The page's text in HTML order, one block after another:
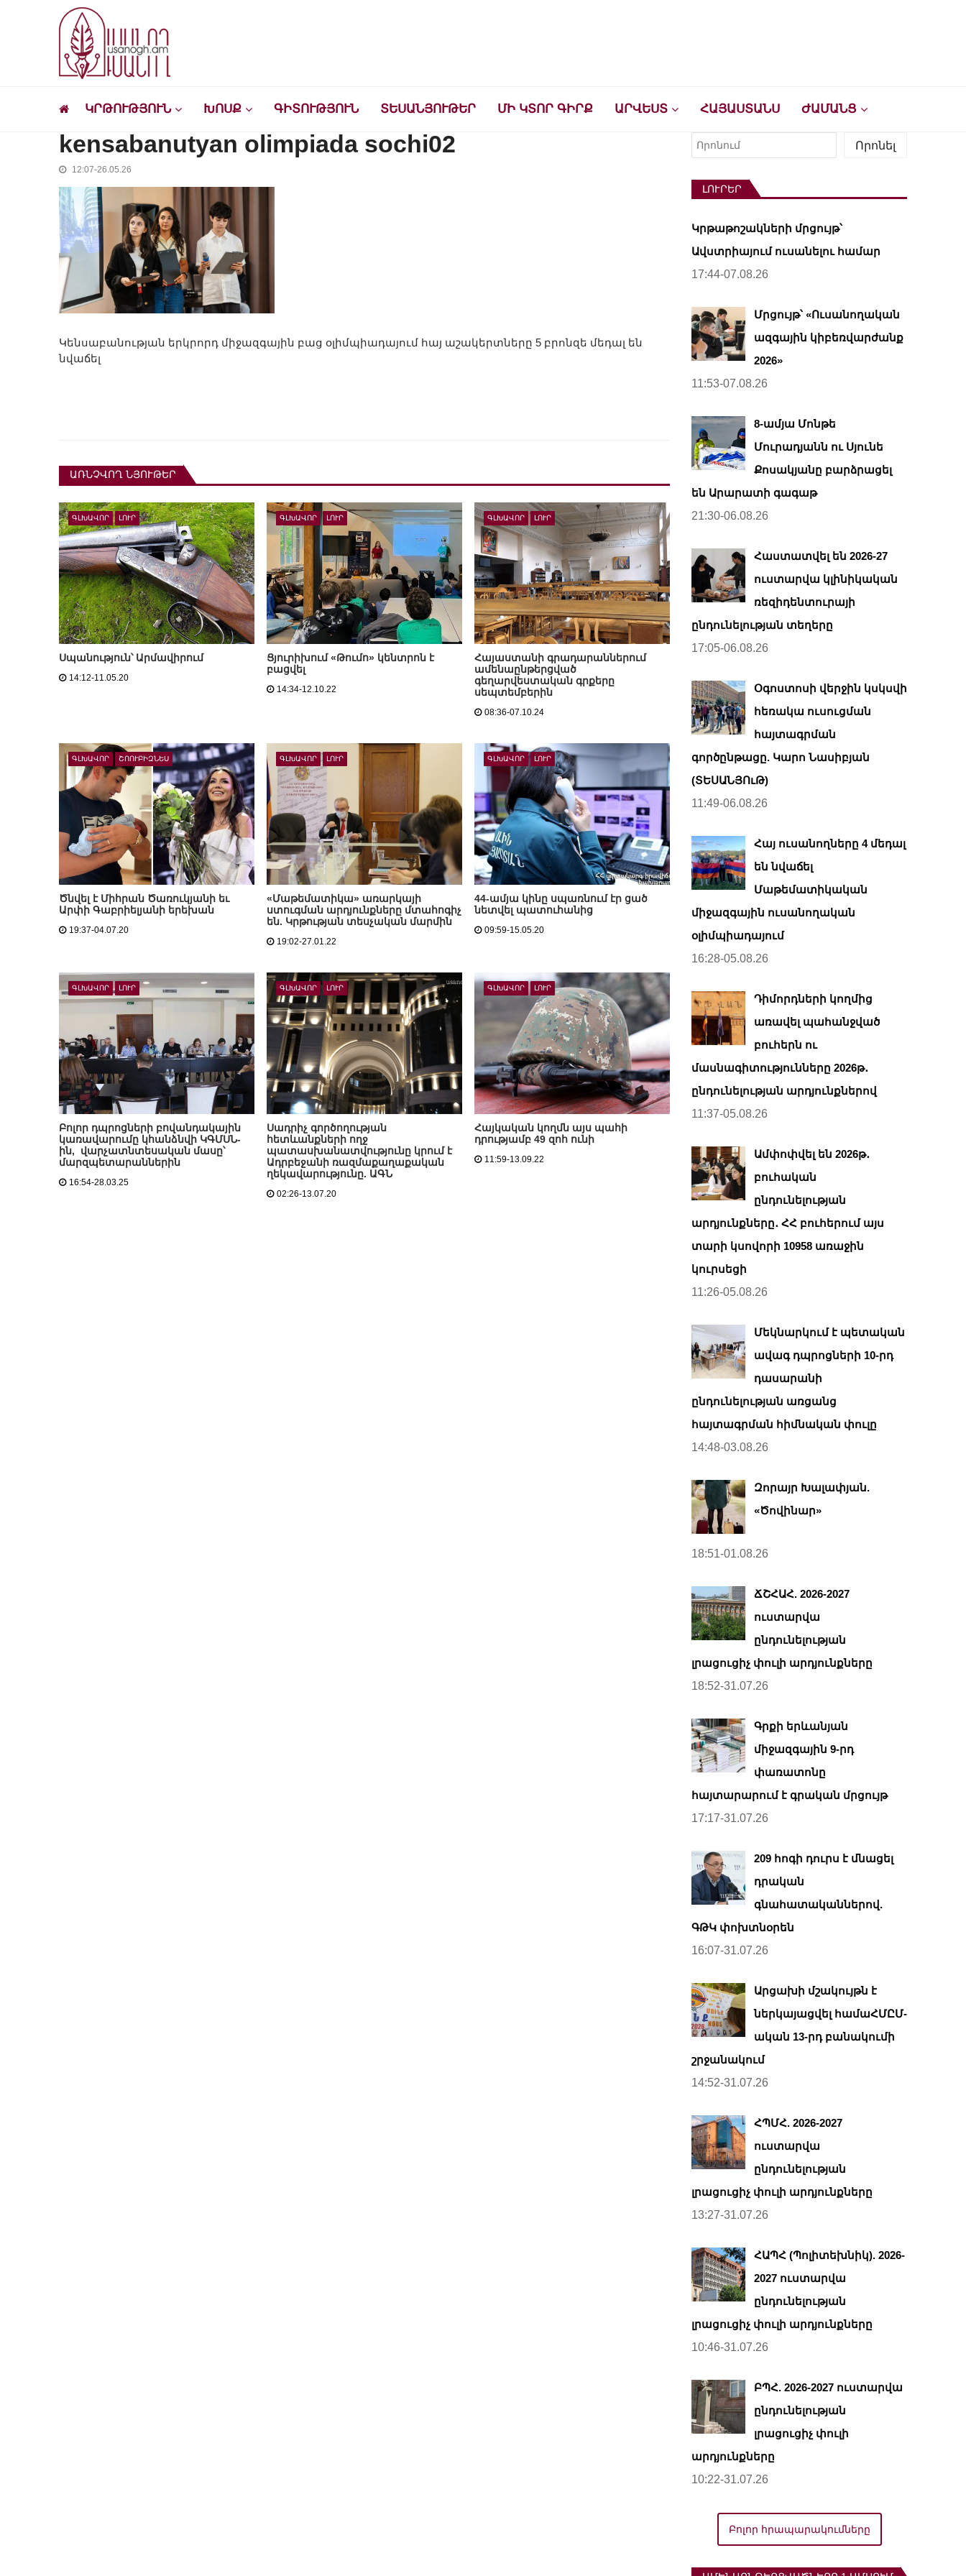
ԿՐԹՈՒԹՅՈՒՆ ԽՈՍՔ ԳԻՏՈՒԹՅՈՒՆ ՏԵՍԱՆՅՈՒԹԵՐ ՄԻ ԿՏՈՐ ԳԻՐՔ ԱՐՎԵՍՏ ՀԱՅԱՍՏԱՆՍ ԺԱՄԱՆՑ
kensabanutyan olimpiada sochi02
12:07-26.05.26
Կենսաբանության երկրորդ միջազգային բաց օլիմպիադայում հայ աշակերտները 5 բրոնզե մեդալ են
նվաճել
ԱՌՆՉՎՈՂ ՆՅՈՒԹԵՐ
ԳԼԽԱՎՈՐ ԼՈՒՐ
Սպանություն՝ Արմավիրում
14:12-11.05.20
ԳԼԽԱՎՈՐ ԼՈՒՐ
Ցյուրիխում «Թումո» կենտրոն է
բացվել
14:34-12.10.22
ԳԼԽԱՎՈՐ ԼՈՒՐ
Հայաստանի գրադարաններում
ամենաընթերցված
գեղարվեստական գրքերը
սեպտեմբերին
08:36-07.10.24
ԳԼԽԱՎՈՐ ՇՈՈՒԲԻԶՆԵՍ
Ծնվել է Միհրան Ծառուկյանի եւ
Արփի Գաբրիելյանի երեխան
19:37-04.07.20
ԳԼԽԱՎՈՐ ԼՈՒՐ
«Մաթեմատիկա» առարկայի
ստուգման արդյունքները մտահոգիչ
են. Կրթության տեսչական մարմին
19:02-27.01.22
ԳԼԽԱՎՈՐ ԼՈՒՐ
44-ամյա կինը սպառնում էր ցած
նետվել պատուհանից
09:59-15.05.20
ԳԼԽԱՎՈՐ ԼՈՒՐ
Բոլոր դպրոցների բովանդակային
կառավարումը կհանձնվի ԿԳՄՍՆ-
ին, վարչատնտեսական մասը՝
մարզպետարաններին
16:54-28.03.25
ԳԼԽԱՎՈՐ ԼՈՒՐ
Սադրիչ գործողության
հետևանքների ողջ
պատասխանատվությունը կրում է
Ադրբեջանի ռազմաքաղաքական
ղեկավարությունը. ԱԳՆ
02:26-13.07.20
ԳԼԽԱՎՈՐ ԼՈՒՐ
Հայկական կողմն այս պահի
դրությամբ 49 զոհ ունի
11:59-13.09.22
Որոնել
Որոնել
ԼՈՒՐԵՐ
Կրթաթոշակների մրցույթ՝
Ավստրիայում ուսանելու համար
17:44-07.08.26
Մրցույթ՝ «Ուսանողական
ազգային կիբեռվարժանք
2026»
11:53-07.08.26
8-ամյա Մոնթե
Մուրադյանն ու Սյունե
Քոսակյանը բարձրացել
են Արարատի գագաթ
21:30-06.08.26
Հաստատվել են 2026-27
ուստարվա կլինիկական
ռեզիդենտուրայի
ընդունելության տեղերը
17:05-06.08.26
Օգոստոսի վերջին կսկսվի
հեռակա ուսուցման
հայտագրման
գործընթացը. Կարո Նասիբյան
(ՏԵՍԱՆՅՈւԹ)
11:49-06.08.26
Հայ ուսանողները 4 մեդալ
են նվաճել
Մաթեմատիկական
միջազգային ուսանողական
օլիմպիադայում
16:28-05.08.26
Դիմորդների կողմից
առավել պահանջված
բուհերն ու
մասնագիտությունները 2026թ․
ընդունելության արդյունքներով
11:37-05.08.26
Ամփոփվել են 2026թ․
բուհական
ընդունելության
արդյունքները․ ՀՀ բուհերում այս
տարի կսովորի 10958 առաջին
կուրսեցի
11:26-05.08.26
Մեկնարկում է պետական
ավագ դպրոցների 10-րդ
դասարանի
ընդունելության առցանց
հայտագրման հիմնական փուլը
14:48-03.08.26
Զորայր Խալափյան.
«Ծովինար»
18:51-01.08.26
ՃՇՀԱՀ. 2026-2027
ուստարվա
ընդունելության
լրացուցիչ փուլի արդյունքները
18:52-31.07.26
Գրքի երևանյան
միջազգային 9-րդ
փառատոնը
հայտարարում է գրական մրցույթ
17:17-31.07.26
209 հոգի դուրս է մնացել
դրական
գնահատականներով.
ԳԹԿ փոխտնօրեն
16:07-31.07.26
Արցախի մշակույթն է
ներկայացվել համաՀՄԸՄ-
ական 13-րդ բանակումի
շրջանակում
14:52-31.07.26
ՀՊՄՀ. 2026-2027
ուստարվա
ընդունելության
լրացուցիչ փուլի արդյունքները
13:27-31.07.26
ՀԱՊՀ (Պոլիտեխնիկ). 2026-
2027 ուստարվա
ընդունելության
լրացուցիչ փուլի արդյունքները
10:46-31.07.26
ԲՊՀ. 2026-2027 ուստարվա
ընդունելության
լրացուցիչ փուլի
արդյունքները
10:22-31.07.26
Բոլոր հրապարակումները